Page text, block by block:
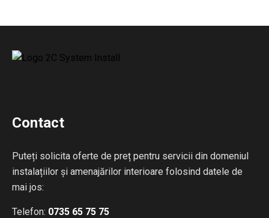
Contact
Puteți solicita oferte de preț pentru servicii din domeniul
instalațiilor și amenajărilor interioare folosind datele de
mai jos:
Telefon: 0735 65 75 75